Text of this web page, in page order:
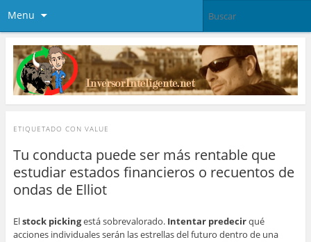
Menu
ETIQUETADO CON VALUE
Tu conducta puede ser más rentable que
estudiar estados financieros o recuentos de
ondas de Elliot
Elstock pickingestá sobrevalorado. Intentar predecirqué
acciones individuales serán las estrellas del futuro dentro de una